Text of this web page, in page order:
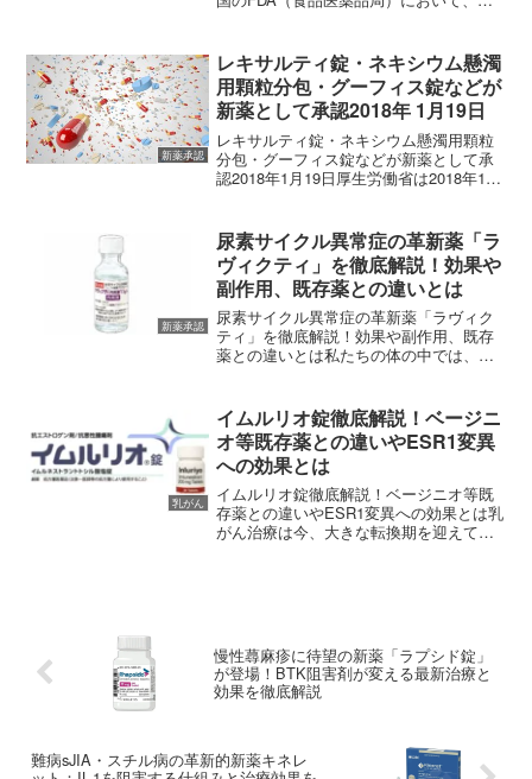
等度から重度の閉塞性睡眠時無呼吸症候
群（OSA）に対する唯...
新薬承認
レキサルティ錠・ネキシウム懸濁
用顆粒分包・グーフィス錠などが
新薬として承認2018年 1月19日
レキサルティ錠・ネキシウム懸濁用顆粒
分包・グーフィス錠などが新薬として承
認2018年1月19日厚生労働省は2018年1月
価収載が見込まれます。～ネキシウム
懸...
新薬承認
尿素サイクル異常症の革新薬「ラ
ヴィクティ」を徹底解説！効果や
副作用、既存薬との違いとは
尿素サイクル異常症の革新薬「ラヴィク
ティ」を徹底解説！効果や副作用、既存
薬との違いとは私たちの体の中では、食
が作られます。通常、このアンモニアは
肝臓にある「尿素サイクル...
乳がん
イムルリオ錠徹底解説！ベージニ
オ等既存薬との違いやESR1変異
への効果とは
イムルリオ錠徹底解説！ベージニオ等既
存薬との違いやESR1変異への効果とは乳
がん治療は今、大きな転換期を迎えてい
慢性蕁麻疹に待望の新薬「ラプシド錠」
が登場！BTK阻害剤が変える最新治療と
効果を徹底解説
難病sJIA・スチル病の革新的新薬キネレ